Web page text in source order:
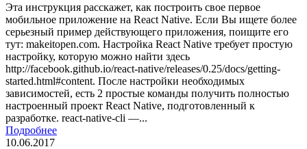
Эта инструкция расскажет, как построить свое первое
мобильное приложение на React Native. Если Вы ищете более
серьезный пример действующего приложения, поищите его
тут: makeitopen.com. Настройка React Native требует простую
настройку, которую можно найти здесь
http://facebook.github.io/react-native/releases/0.25/docs/getting-
started.html#content. После настройки необходимых
зависимостей, есть 2 простые команды получить полностью
настроенный проект React Native, подготовленный к
разработке. react-native-cli —...
Подробнее
10.06.2017